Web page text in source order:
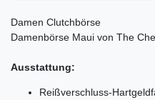
Damen Clutchbörse
Damenbörse Maui von The
Ausstattung:
Reißverschluss-